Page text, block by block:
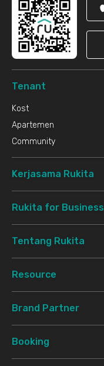
Tenant
Kost
Apartemen
Community
Kerjasama Rukita
Rukita for Business
Tentang Rukita
Resource
Brand Partner
Booking